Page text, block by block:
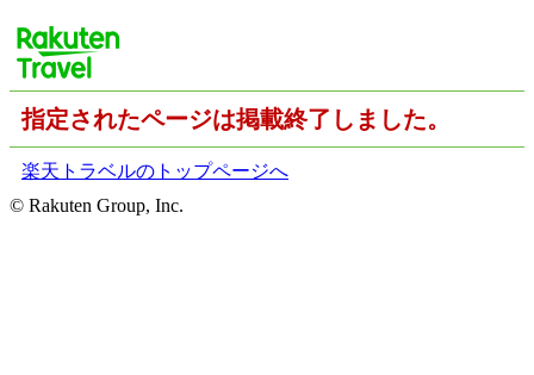
指定されたページは掲載終了しました。
楽天トラベルのトップページへ
© Rakuten Group, Inc.